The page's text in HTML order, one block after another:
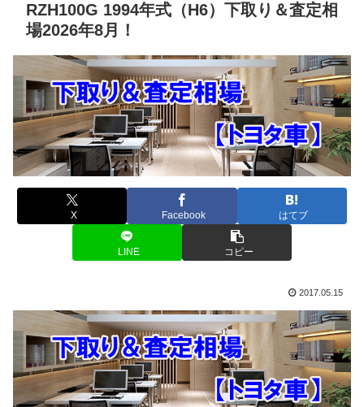
RZH100G 1994年式（H6）下取り＆査定相
場2026年8月！
X Facebook はてブ
LINE コピー
2017.05.15